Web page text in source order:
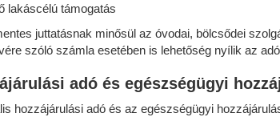
lakáscélú támogatás
juttatásnak minősül az óvodai, bölcsődei
szóló számla esetében is lehetőség nyílik az
adó és egészségügyi
hozzájárulási adó és az egészségügyi